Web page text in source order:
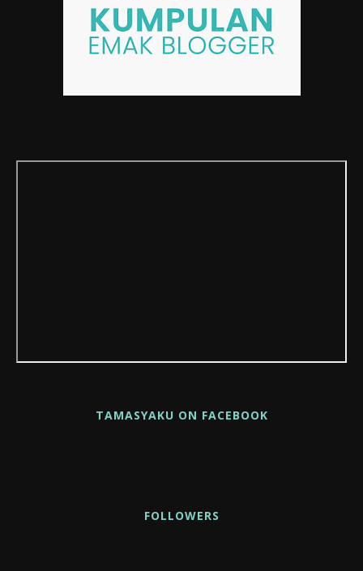
TAMASYAKU ON FACEBOOK
FOLLOWERS